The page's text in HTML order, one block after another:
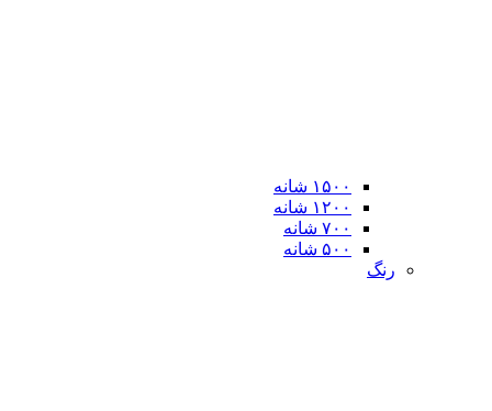
۱۵۰۰ شانه
۱۲۰۰ شانه
۷۰۰ شانه
۵۰۰ شانه
رنگ